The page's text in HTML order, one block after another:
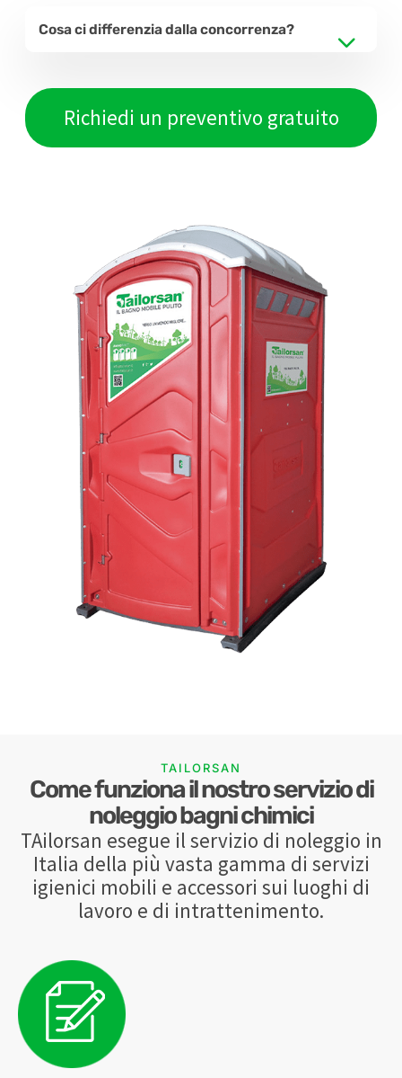
Cosa ci differenzia dalla concorrenza?
Richiedi un preventivo gratuito
TAILORSAN
Come funziona il nostro servizio di
noleggio bagni chimici
TAilorsan esegue il servizio di noleggio in
Italia della più vasta gamma di servizi
igienici mobili e accessori sui luoghi di
lavoro e di intrattenimento.